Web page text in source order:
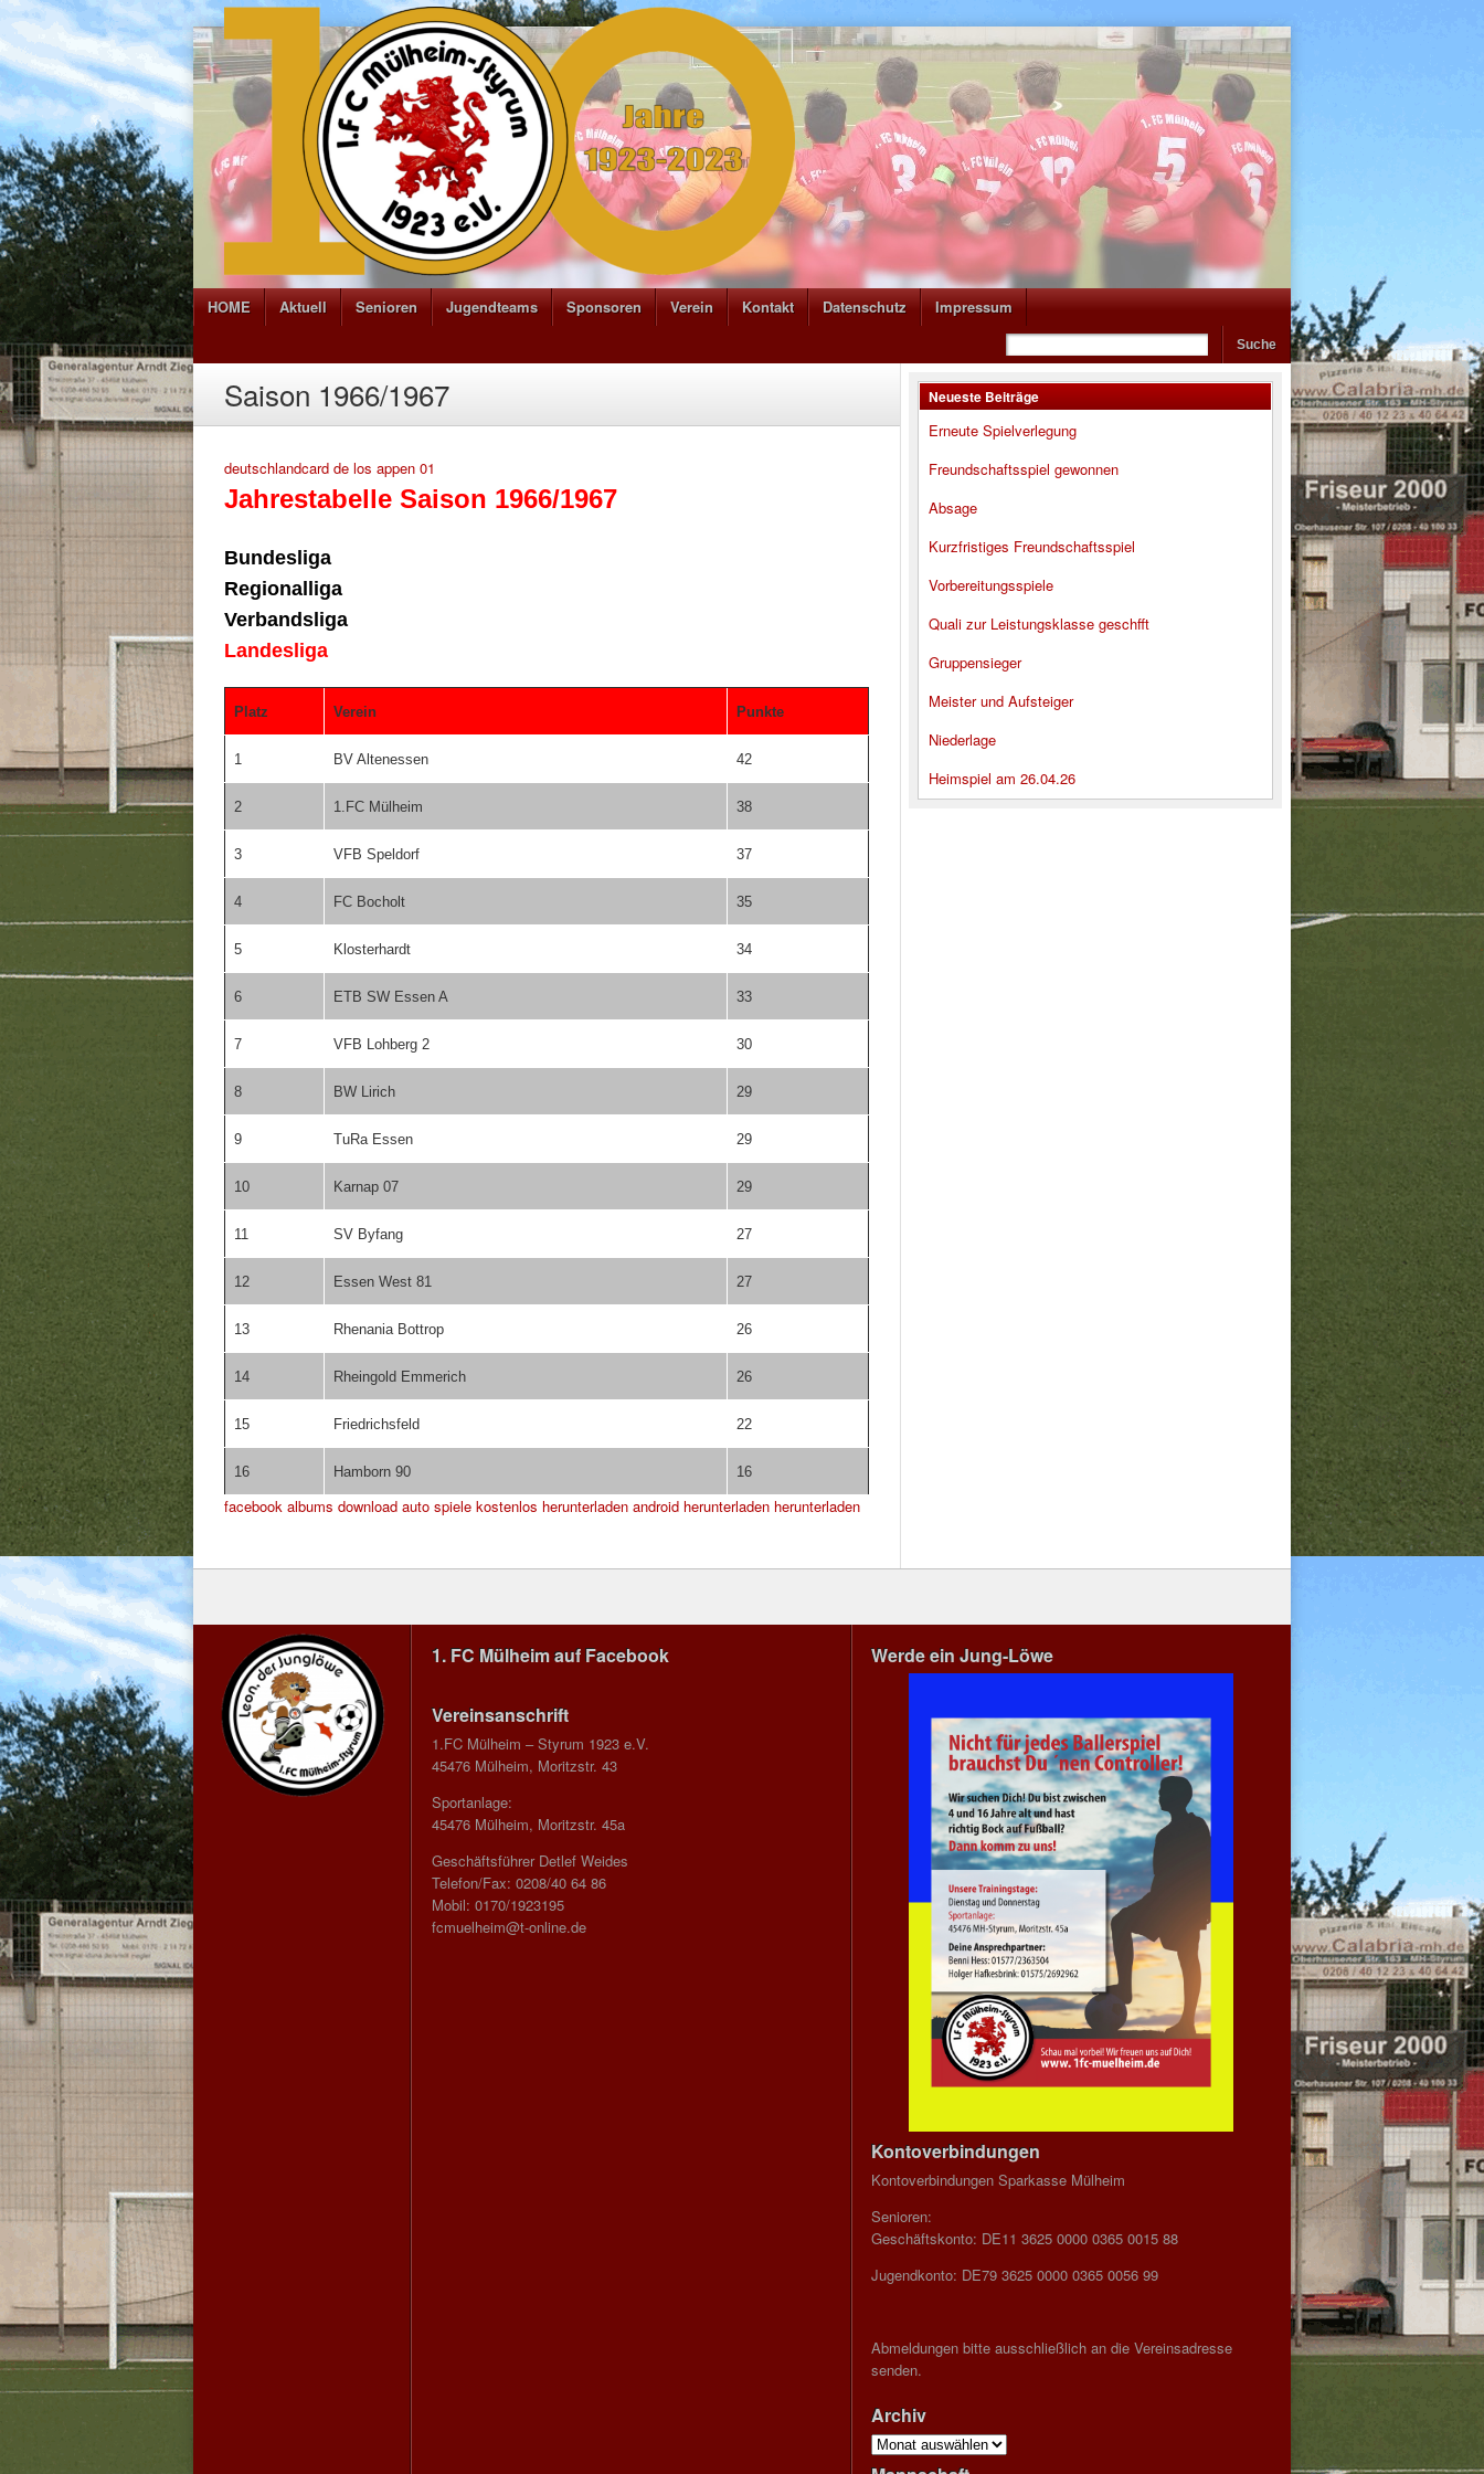
HOME Aktuell Senioren Jugendteams Sponsoren Verein Kontakt Datenschutz Impressum
Saison 1966/1967
deutschlandcard de los appen 01
Jahrestabelle Saison 1966/1967
Bundesliga
Regionalliga
Verbandsliga
Landesliga
Platz Verein Punkte
1 BV Altenessen 42
2 1.FC Mülheim 38
3 VFB Speldorf 37
4 FC Bocholt 35
5 Klosterhardt 34
6 ETB SW Essen A 33
7 VFB Lohberg 2 30
8 BW Lirich 29
9 TuRa Essen 29
10 Karnap 07 29
11 SV Byfang 27
12 Essen West 81 27
13 Rhenania Bottrop 26
14 Rheingold Emmerich 26
15 Friedrichsfeld 22
16 Hamborn 90 16
facebook albums download auto spiele kostenlos herunterladen android herunterladen herunterladen
Neueste Beiträge
Erneute Spielverlegung
Freundschaftsspiel gewonnen
Absage
Kurzfristiges Freundschaftsspiel
Vorbereitungsspiele
Quali zur Leistungsklasse geschfft
Gruppensieger
Meister und Aufsteiger
Niederlage
Heimspiel am 26.04.26
1. FC Mülheim auf Facebook
Vereinsanschrift
1.FC Mülheim – Styrum 1923 e.V.
45476 Mülheim, Moritzstr. 43
Sportanlage:
45476 Mülheim, Moritzstr. 45a
Geschäftsführer Detlef Weides
Telefon/Fax: 0208/40 64 86
Mobil: 0170/1923195
fcmuelheim@t-online.de
Werde ein Jung-Löwe
Kontoverbindungen
Kontoverbindungen Sparkasse Mülheim
Senioren:
Geschäftskonto: DE11 3625 0000 0365 0015 88
Jugendkonto: DE79 3625 0000 0365 0056 99
Abmeldungen bitte ausschließlich an die Vereinsadresse
senden.
Archiv
Archiv